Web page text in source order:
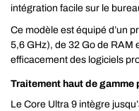
intégration facile sur le
Ce modèle est équipé d’un
5,6 GHz), de 32 Go de RAM
efficacement des logiciels
Traitement haut de
Le Core Ultra 9 intègre